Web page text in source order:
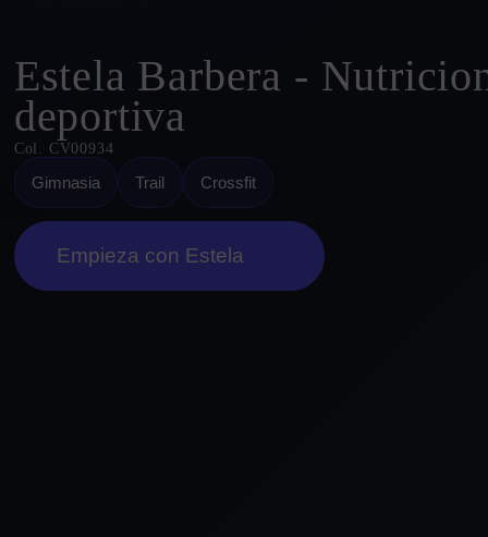
Estela Barbera -
deportiva
Col. CV00934
Gimnasia Trail Crossfit
Empieza con Estela